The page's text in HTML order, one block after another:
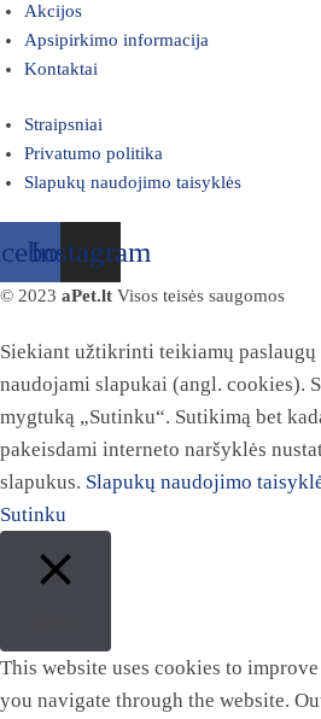
Akcijos
Apsipirkimo informacija
Kontaktai
Straipsniai
Privatumo politika
Slapukų naudojimo taisyklės
Instagram
© 2023 aPet.lt Visos teisės saugomos
Siekiant užtikrinti teikiamų
naudojami slapukai (angl. cookies).
mygtuką „Sutinku“. Sutikimą bet
pakeisdami interneto naršyklės
slapukus. Slapukų naudojimo
Sutinku
This website uses cookies to
you navigate through the website.